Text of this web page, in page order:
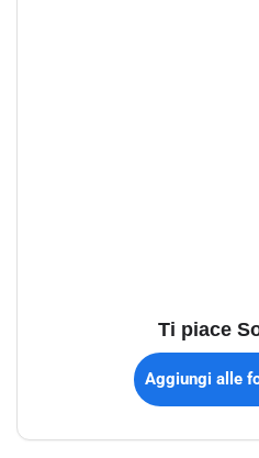
Ti piace
Aggiungi alle